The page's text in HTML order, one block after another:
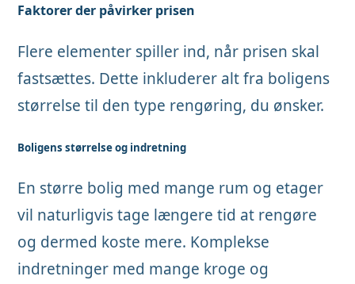
Faktorer der påvirker prisen
Flere elementer spiller ind, når prisen skal
fastsættes. Dette inkluderer alt fra boligens
størrelse til den type rengøring, du ønsker.
Boligens størrelse og indretning
En større bolig med mange rum og etager
vil naturligvis tage længere tid at rengøre
og dermed koste mere. Komplekse
indretninger med mange kroge og